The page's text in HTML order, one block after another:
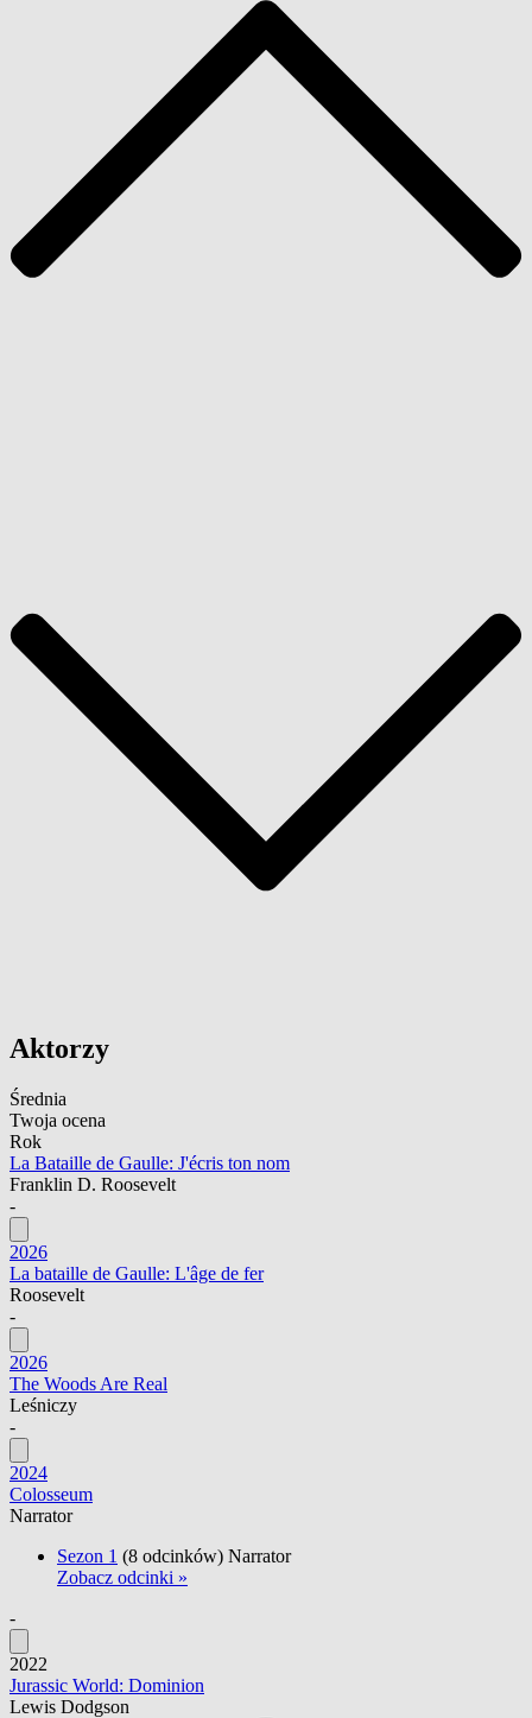
Aktorzy
Średnia
Twoja ocena
Rok
La Bataille de Gaulle: J'écris ton nom
Franklin D. Roosevelt
-
2026
La bataille de Gaulle: L'âge de fer
Roosevelt
-
2026
The Woods Are Real
Leśniczy
-
2024
Colosseum
Narrator
Sezon 1 (8 odcinków) Narrator
Zobacz odcinki »
-
2022
Jurassic World: Dominion
Lewis Dodgson